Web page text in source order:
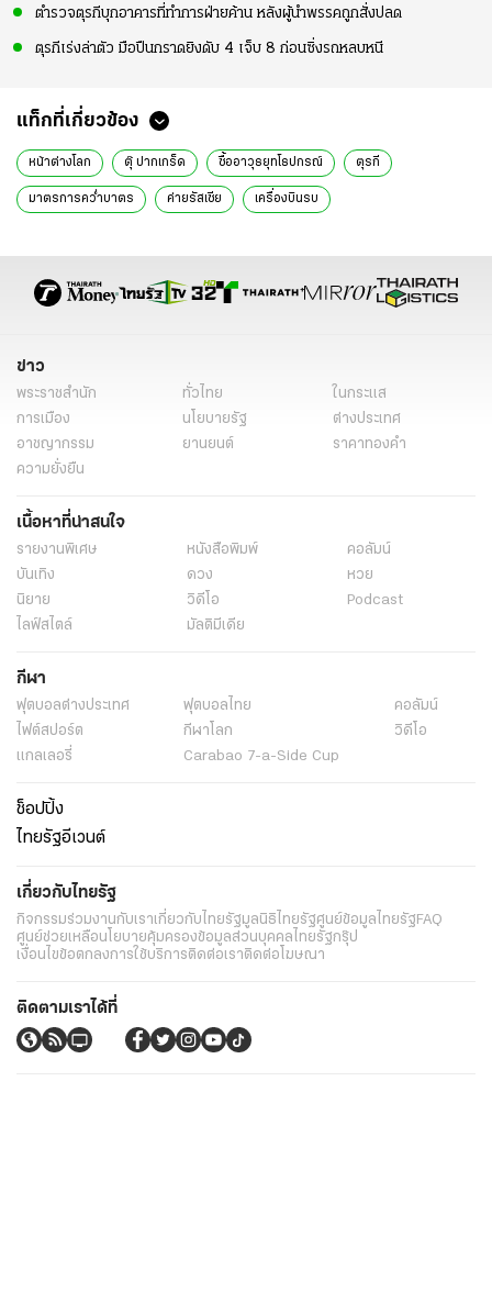
ตำรวจตุรกีบุกอาคารที่ทำการฝ่ายค้าน หลังผู้นำพรรคถูกสั่งปลด
ตุรกีเร่งล่าตัว มือปืนกราดยิงดับ 4 เจ็บ 8 ก่อนซิ่งรถหลบหนี
แท็กที่เกี่ยวข้อง
หน้าต่างโลก ตุ๊ ปากเกร็ด ซื้ออาวุธยุทโธปกรณ์ ตุรกี
มาตรการคว่ำบาตร ค่ายรัสเซีย เครื่องบินรบ
ข่าว
พระราชสำนัก ทั่วไทย
ในกระแส
การเมือง
นโยบายรัฐ
ต่างประเทศ
อาชญากรรม
ยานยนต์
ราคาทองคำ
ความยั่งยืน
เนื้อหาที่น่าสนใจ
รายงานพิเศษ หนังสือพิมพ์
คอลัมน์
บันเทิง
ดวง
หวย
นิยาย
วิดีโอ
Podcast
ไลฟ์สไตล์
มัลติมีเดีย
กีฬา
ฟุตบอลต่่างประเทศ ฟุตบอลไทย
คอลัมน์
ไฟต์สปอร์ต
กีฬาโลก
วิดีโอ
แกลเลอรี่
Carabao 7-a-Side Cup
ช็อปปิ้ง
ไทยรัฐอีเวนต์
เกี่ยวกับไทยรัฐ
กิจกรรมร่วมงานกับเราเกี่ยวกับไทยรัฐมูลนิธิไทยรัฐศูนย์ข้อมูลไทยรัฐFAQ
ศูนย์ช่วยเหลือนโยบายคุ้มครองข้อมูลส่วนบุคคลไทยรัฐกรุ๊ป
เงื่อนไขข้อตกลงการใช้บริการติดต่อเราติดต่อโฆษณา
ติดตามเราได้ที่